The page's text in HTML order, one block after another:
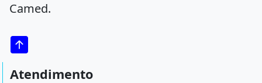
Camed.
Atendimento